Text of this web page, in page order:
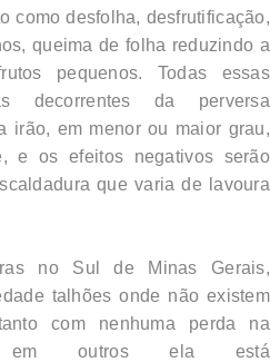
como desfolha, desfrutificação,
queima de folha reduzindo a
pequenos. Todas essas
decorrentes da perversa
irão, em menor ou maior grau,
e os efeitos negativos serão
que varia de lavoura
no Sul de Minas Gerais,
talhões onde não existem
com nenhuma perda na
em outros ela está